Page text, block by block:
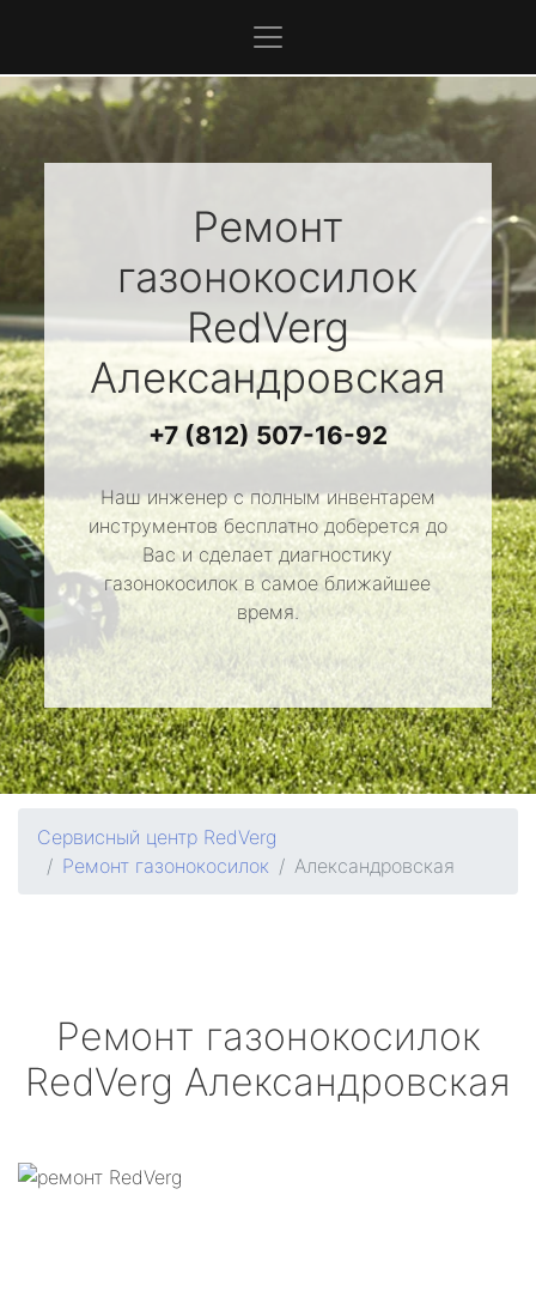
Ремонт
газонокосилок
RedVerg
Александровская
+7 (812) 507-16-92
Наш инженер с полным инвентарем
инструментов бесплатно доберется до
Вас и сделает диагностику
газонокосилок в самое ближайшее
время.
Сервисный центр RedVerg
Ремонт газонокосилок
Александровская
Ремонт газонокосилок
RedVerg Александровская